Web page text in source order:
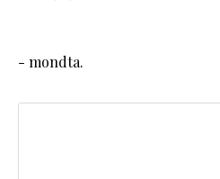
- mondta.